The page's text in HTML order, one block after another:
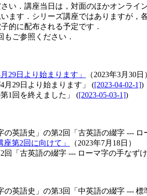
い．講座当日は，対面のほかオンラ
ます．シリーズ講座ではありますが
的に配布される予定です．
ご参照ください．
29日より始まります」
（2023年3月30日
月29日より始まります」 ([2023-04-02-1])
1回を終えました」 ([2023-05-03-1])
英語史」の第2回「古英語の綴字 ---
第2回に向けて」
（2023年7月18日）
「古英語の綴字 --- ローマ字の手なず
英語史」の第3回「中英語の綴字 --- 標